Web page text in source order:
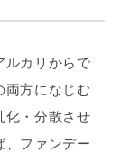
ルカリからで
両方になじむ
化・分散させ
、ファンデー